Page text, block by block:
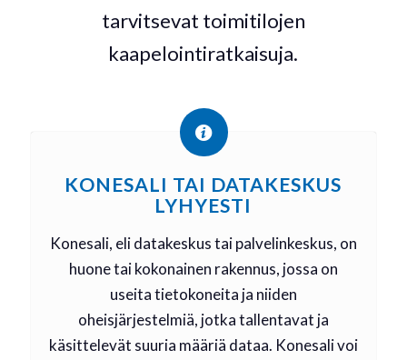
tarvitsevat toimitilojen
kaapelointiratkaisuja.
KONESALI TAI DATAKESKUS
LYHYESTI
Konesali, eli datakeskus tai palvelinkeskus, on
huone tai kokonainen rakennus, jossa on
useita tietokoneita ja niiden
oheisjärjestelmiä, jotka tallentavat ja
käsittelevät suuria määriä dataa. Konesali voi